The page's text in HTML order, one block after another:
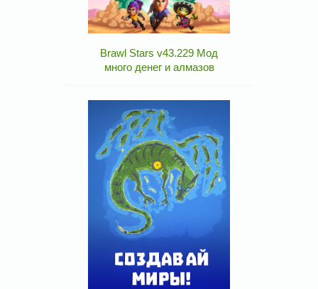
Brawl Stars v43.229 Мод
много денег и алмазов